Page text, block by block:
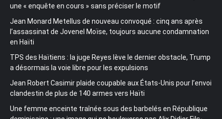
une « enquête en cours » sans préciser le motif
Jean Monard Metellus de nouveau convoqué : cinq ans après
l’assassinat de Jovenel Moïse, toujours aucune condamnation
en Haïti
TPS des Haïtiens : la juge Reyes lève le dernier obstacle, Trump
a désormais la voie libre pour les expulsions
Jean Robert Casimir plaide coupable aux États-Unis pour l’envoi
clandestin de plus de 140 armes vers Haïti
Une femme enceinte traînée sous des barbelés en République